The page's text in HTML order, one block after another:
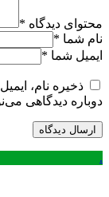
محتوای دیدگاه *
نام شما *
ایمیل شما *
ذخیره نام،
دوباره دیدگاهی
.